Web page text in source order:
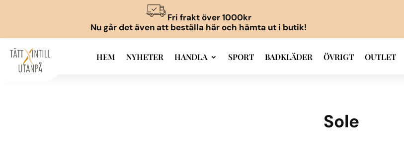
Fri frakt över 1000kr
Nu går det även att beställa här och hämta ut i butik!
HEM NYHETER HANDLA SPORT BADKLÄDER ÖVRIGT OUTLET
Sole